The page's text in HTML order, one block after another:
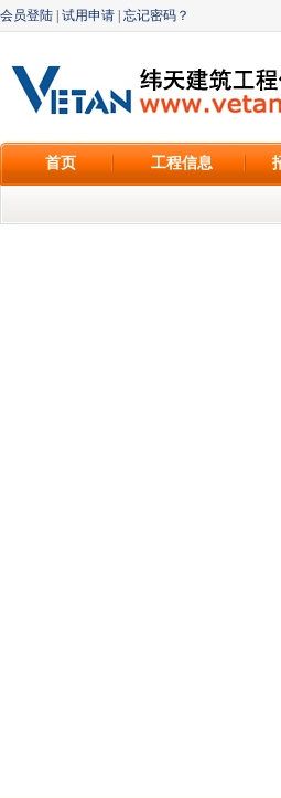
会员登陆 试用申请 忘记密码？
首页 工程信息